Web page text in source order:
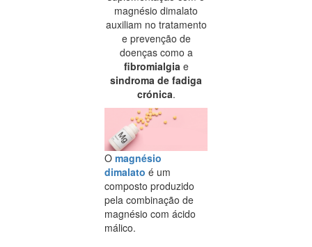
magnésio dimalato
auxiliam no tratamento
e prevenção de
doenças como a
fibromialgia e
sindroma de fadiga
crónica.
O magnésio
dimalato é um
composto produzido
pela combinação de
magnésio com ácido
málico.